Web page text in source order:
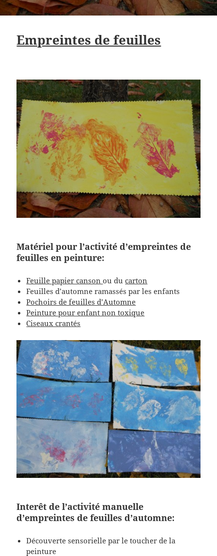
Empreintes de feuilles
Matériel pour l’activité d’empreintes de
feuilles en peinture:
Feuille papier cansonou ducarton
Feuilles d’automne ramassés par les enfants
Pochoirs de feuilles d’Automne
Peinture pour enfant non toxique
Ciseaux crantés
Interêt de l’activité manuelle
d’empreintes de feuilles d’automne:
Découverte sensorielle par le toucher de la
peinture